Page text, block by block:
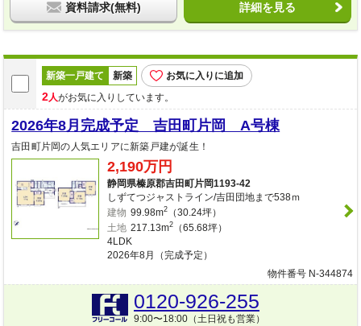
資料請求(無料) 詳細を見る
新築一戸建て 新築 お気に入りに追加
2人がお気に入りしています。
2026年8月完成予定 吉田町片岡 A号棟
吉田町片岡の人気エリアに新築戸建が誕生！
2,190万円
静岡県榛原郡吉田町片岡1193-42
しずてつジャストライン/吉田団地まで538ｍ
建物 99.98m2（30.24坪）
土地 217.13m2（65.68坪）
4LDK
2026年8月（完成予定）
物件番号 N-344874
0120-926-255
9:00〜18:00（土日祝も営業）